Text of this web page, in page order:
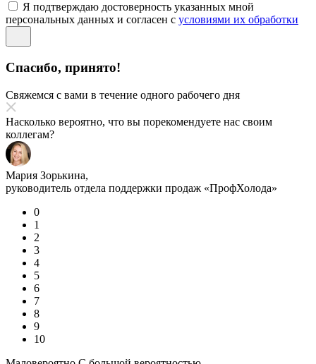
Я подтверждаю достоверность указанных мной
персональных данных и согласен с условиями их обработки
Спасибо, принято!
Свяжемся с вами в течение одного рабочего дня
Насколько вероятно, что вы порекомендуете нас своим
коллегам?
Мария Зорькина,
руководитель отдела поддержки продаж «ПрофХолода»
0
1
2
3
4
5
6
7
8
9
10